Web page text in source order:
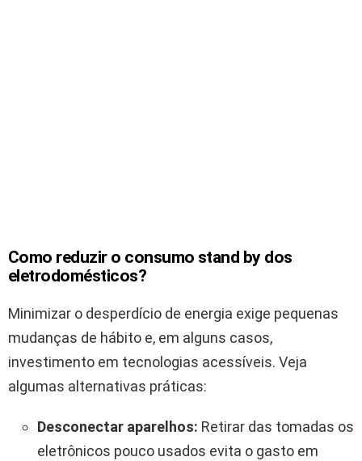
Como reduzir o consumo stand by dos
eletrodomésticos?
Minimizar o desperdício de energia exige pequenas
mudanças de hábito e, em alguns casos,
investimento em tecnologias acessíveis. Veja
algumas alternativas práticas:
Desconectar aparelhos: Retirar das tomadas os
eletrônicos pouco usados evita o gasto em